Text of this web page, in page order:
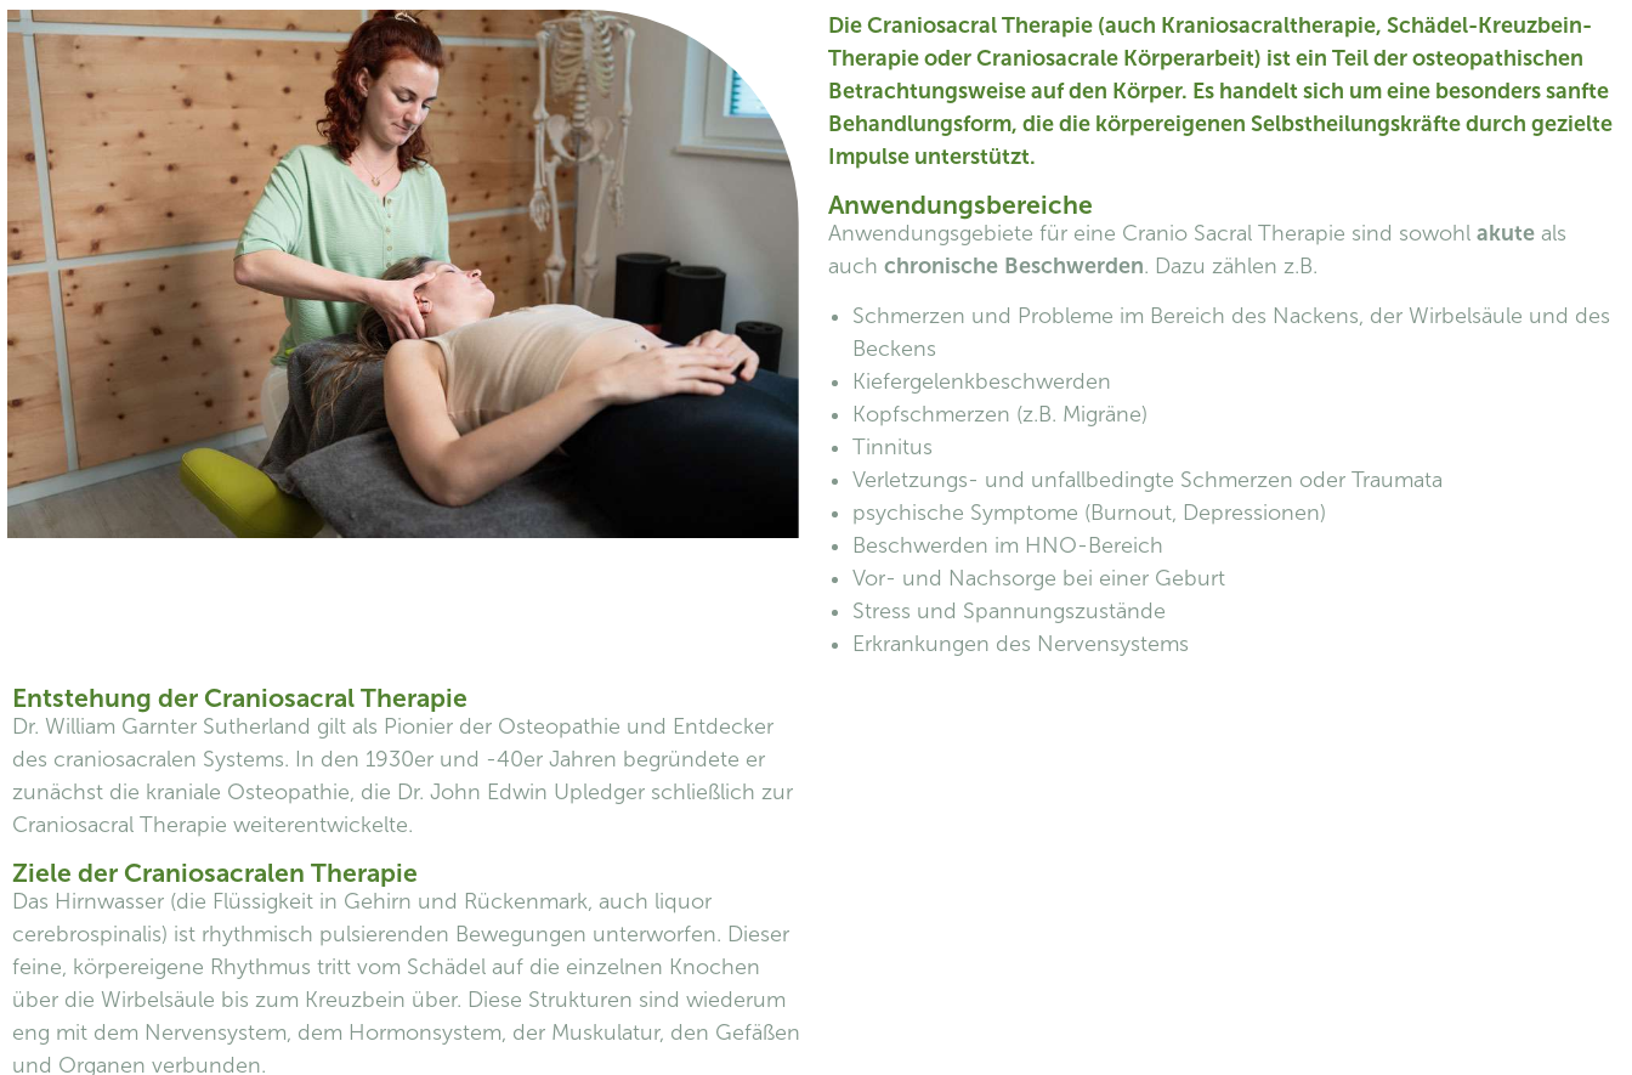
Die Craniosacral Therapie (auch Kraniosacraltherapie, Schädel-Kreuzbein-
Therapie oder Craniosacrale Körperarbeit) ist ein Teil der osteopathischen
Betrachtungsweise auf den Körper. Es handelt sich um eine besonders sanfte
Behandlungsform, die die körpereigenen Selbstheilungskräfte durch gezielte
Impulse unterstützt.
Anwendungsbereiche
Anwendungsgebiete für eine Cranio Sacral Therapie sind sowohl akute als
auch chronische Beschwerden. Dazu zählen z.B.
Schmerzen und Probleme im Bereich des Nackens, der Wirbelsäule und des
Beckens
Kiefergelenkbeschwerden
Kopfschmerzen (z.B. Migräne)
Tinnitus
Verletzungs- und unfallbedingte Schmerzen oder Traumata
psychische Symptome (Burnout, Depressionen)
Beschwerden im HNO-Bereich
Vor- und Nachsorge bei einer Geburt
Stress und Spannungszustände
Erkrankungen des Nervensystems
Entstehung der Craniosacral Therapie
Dr. William Garnter Sutherland gilt als Pionier der Osteopathie und Entdecker
des craniosacralen Systems. In den 1930er und -40er Jahren begründete er
zunächst die kraniale Osteopathie, die Dr. John Edwin Upledger schließlich zur
Craniosacral Therapie weiterentwickelte.
Ziele der Craniosacralen Therapie
Das Hirnwasser (die Flüssigkeit in Gehirn und Rückenmark, auch liquor
cerebrospinalis) ist rhythmisch pulsierenden Bewegungen unterworfen. Dieser
feine, körpereigene Rhythmus tritt vom Schädel auf die einzelnen Knochen
über die Wirbelsäule bis zum Kreuzbein über. Diese Strukturen sind wiederum
eng mit dem Nervensystem, dem Hormonsystem, der Muskulatur, den Gefäßen
und Organen verbunden.